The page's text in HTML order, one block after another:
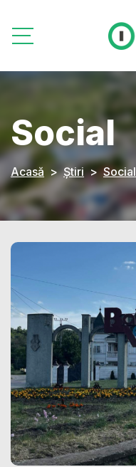
Social
Acasă Știri Social